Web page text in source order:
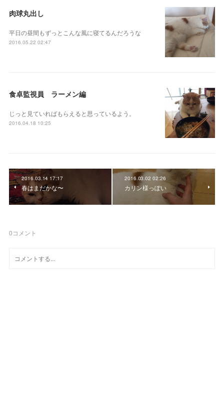
肉球丸出し
平日の昼間もずっとこんな風に寝てるんだろうな
2016.05.22 02:47
食卓監視員 ラーメン編
じっと見ていればもらえると思っているよう。
2016.04.18 10:25
2016.03.14 17:17
春はまだかな〜
2016.03.02 02:26
カリン様っぽい
0コメント